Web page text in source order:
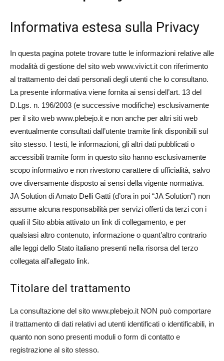
Informativa estesa sulla Privacy
In questa pagina potete trovare tutte le informazioni relative alle
modalità di gestione del sito web www.vivict.it con riferimento
al trattamento dei dati personali degli utenti che lo consultano.
La presente informativa viene fornita ai sensi dell’art. 13 del
D.Lgs. n. 196/2003 (e successive modifiche) esclusivamente
per il sito web www.plebejo.it e non anche per altri siti web
eventualmente consultati dall’utente tramite link disponibili sul
sito stesso. I testi, le informazioni, gli altri dati pubblicati o
accessibili tramite form in questo sito hanno esclusivamente
scopo informativo e non rivestono carattere di ufficialità, salvo
ove diversamente disposto ai sensi della vigente normativa.
JA Solution di Amato Delli Gatti (d’ora in poi “JA Solution”) non
assume alcuna responsabilità per servizi offerti da terzi con i
quali il Sito abbia attivato un link di collegamento, e per
qualsiasi altro contenuto, informazione o quant’altro contrario
alle leggi dello Stato italiano presenti nella risorsa del terzo
collegata all’allegato link.
Titolare del trattamento
La consultazione del sito www.plebejo.it NON può comportare
il trattamento di dati relativi ad utenti identificati o identificabili, in
quanto non sono presenti moduli o form di contatto e
registrazione al sito stesso.